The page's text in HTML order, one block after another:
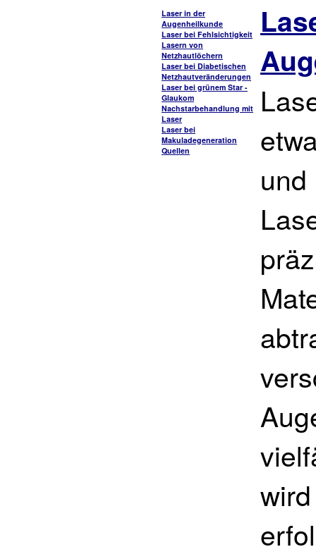
Laser in der
Augenheilkunde
Laser bei Fehlsichtigkeit
Lasern von
Netzhautlöchern
Laser bei Diabetischen
Netzhautveränderungen
Laser bei grünem Star -
Glaukom
Nachstarbehandlung mit
Laser
Laser bei
Makuladegeneration
Quellen